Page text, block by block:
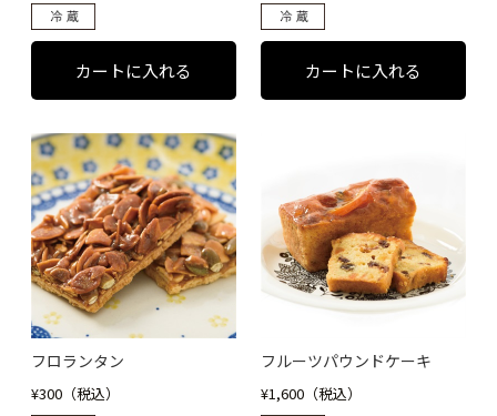
フロランタン
¥300（税込）
フルーツパウンドケーキ
¥1,600（税込）